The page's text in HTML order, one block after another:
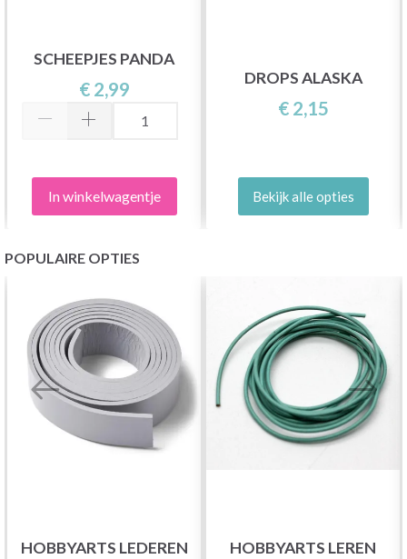
SCHEEPJES PANDA
€ 2,99
In winkelwagentje
DROPS ALASKA
€ 2,15
Bekijk alle opties
POPULAIRE OPTIES
HOBBYARTS LEDEREN
HOBBYARTS LEREN